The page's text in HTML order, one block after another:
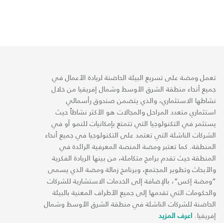
تعمل ومضة على تسريع البيئة الحاضنة لريادة الأعمال في
جميع أنحاء منطقة الشرق الأوسط وشمال إفريقيا من خلال
نشاطها الاستثماري، والذي يتضمن صندوق رأسمالي
استثماري متعدد المراحل والمجالات هو الأكثر نشاطاً حيث
يستثمر في التكنولوجيا التي تتمتع بإمكانيات للنمو أو في
الشركات الناشئة التي تعتمد على التكنولوجيا في جميع أنحاء
المنطقة. كما تعتبر ومضة المنصة المعرفية الرائدة في
المنطقة حيث تقدم برامج متكاملة، من بينها الريادة الفكرية
والأبحاث وتطوير المجتمع، وبرنامج زمالة ومضة الذي يسمى
“ومضة إكس“، بالإضافة إلى الخدمات الاستشارية للشركات
والحكومات التي تقدمها إلى جميع الأطراف المعنية بالبيئة
الحاضنة للشركات الناشئة في منطقة الشرق الأوسط وشمال
إفريقيا. اعرف المزيد